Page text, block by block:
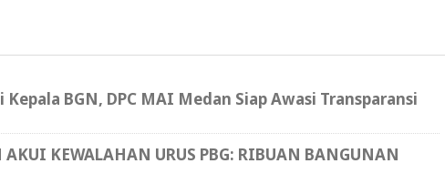
BGN, DPC MAI Medan Siap Awasi Transparansi
AKUI KEWALAHAN URUS PBG: RIBUAN BANGUNAN